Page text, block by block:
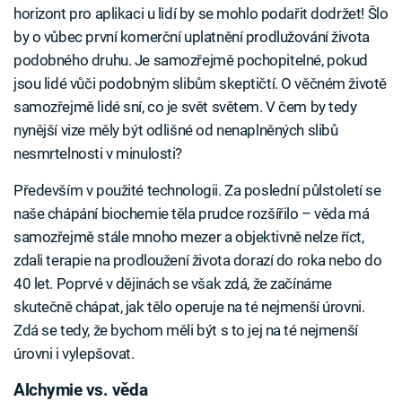
horizont pro aplikaci u lidí by se mohlo podařit dodržet! Šlo
by o vůbec první komerční uplatnění prodlužování života
podobného druhu. Je samozřejmě pochopitelné, pokud
jsou lidé vůči podobným slibům skeptičtí. O věčném životě
samozřejmě lidé sní, co je svět světem. V čem by tedy
nynější vize měly být odlišné od nenaplněných slibů
nesmrtelnosti v minulosti?
Především v použité technologii. Za poslední půlstoletí se
naše chápání biochemie těla prudce rozšířilo – věda má
samozřejmě stále mnoho mezer a objektivně nelze říct,
zdali terapie na prodloužení života dorazí do roka nebo do
40 let. Poprvé v dějinách se však zdá, že začínáme
skutečně chápat, jak tělo operuje na té nejmenší úrovni.
Zdá se tedy, že bychom měli být s to jej na té nejmenší
úrovni i vylepšovat.
Alchymie vs. věda